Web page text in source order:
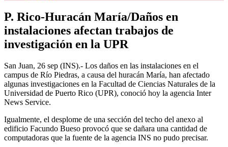
P. Rico-Huracán María/Daños en
instalaciones afectan trabajos de
investigación en la UPR
San Juan, 26 sep (INS).- Los daños en las instalaciones en el
campus de Río Piedras, a causa del huracán María, han afectado
algunas investigaciones en la Facultad de Ciencias Naturales de la
Universidad de Puerto Rico (UPR), conoció hoy la agencia Inter
News Service.
Igualmente, el desplome de una sección del techo del anexo al
edificio Facundo Bueso provocó que se dañara una cantidad de
computadoras que la fuente de la agencia INS no pudo precisar.